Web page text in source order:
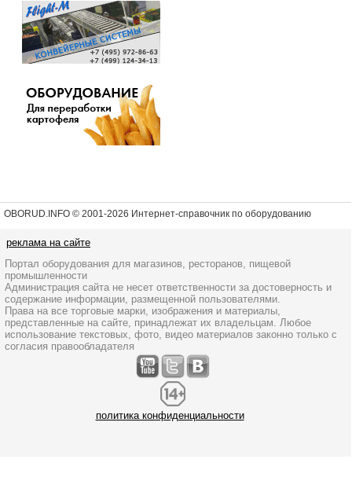
OBORUD.INFO © 2001-2026 Интернет-справочник по оборудованию
реклама на сайте
Портал оборудования для магазинов, ресторанов, пищевой
промышленности
Администрация сайта не несет ответственности за достоверность и
содержание информации, размещенной пользователями.
Права на все торговые марки, изображения и материалы,
представленные на сайте, принадлежат их владельцам. Любое
использование текстовых, фото, видео материалов законно только с
согласия правообладателя
политика конфиденциальности